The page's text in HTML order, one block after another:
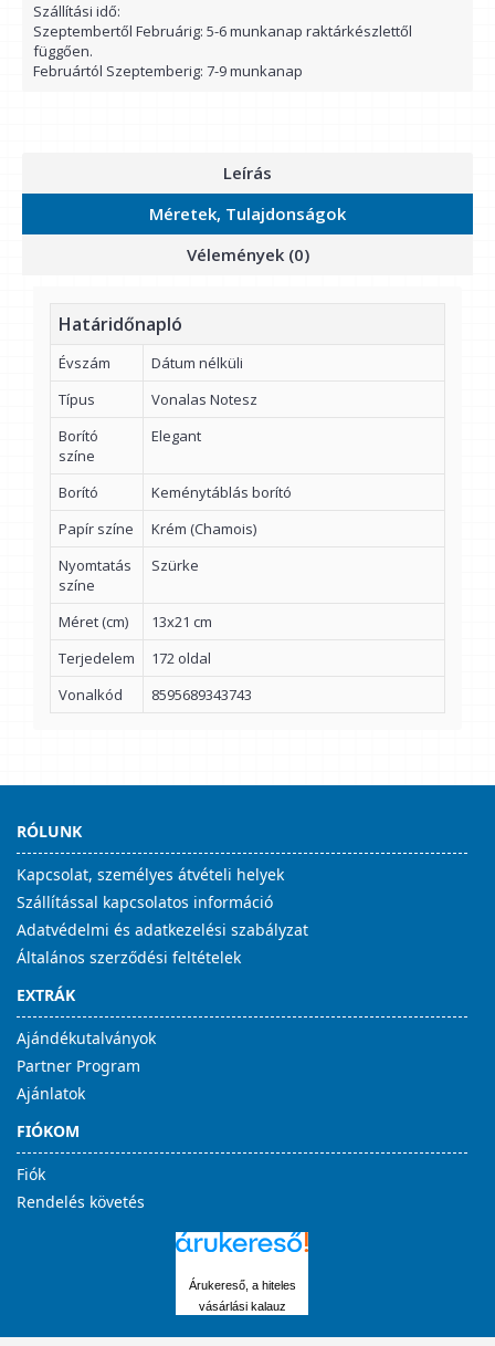
Szállítási idő:
Szeptembertől Februárig: 5-6 munkanap raktárkészlettől
függően.
Februártól Szeptemberig: 7-9 munkanap
Leírás
Méretek, Tulajdonságok
Vélemények (0)
Határidőnapló
Évszám
Dátum nélküli
Típus
Vonalas Notesz
Borító
színe
Elegant
Borító
Keménytáblás borító
Papír színe
Krém (Chamois)
Nyomtatás
színe
Szürke
Méret (cm)
13x21 cm
Terjedelem
172 oldal
Vonalkód
8595689343743
RÓLUNK
Kapcsolat, személyes átvételi helyek
Szállítással kapcsolatos információ
Adatvédelmi és adatkezelési szabályzat
Általános szerződési feltételek
EXTRÁK
Ajándékutalványok
Partner Program
Ajánlatok
FIÓKOM
Fiók
Rendelés követés
Árukereső, a hiteles
vásárlási kalauz